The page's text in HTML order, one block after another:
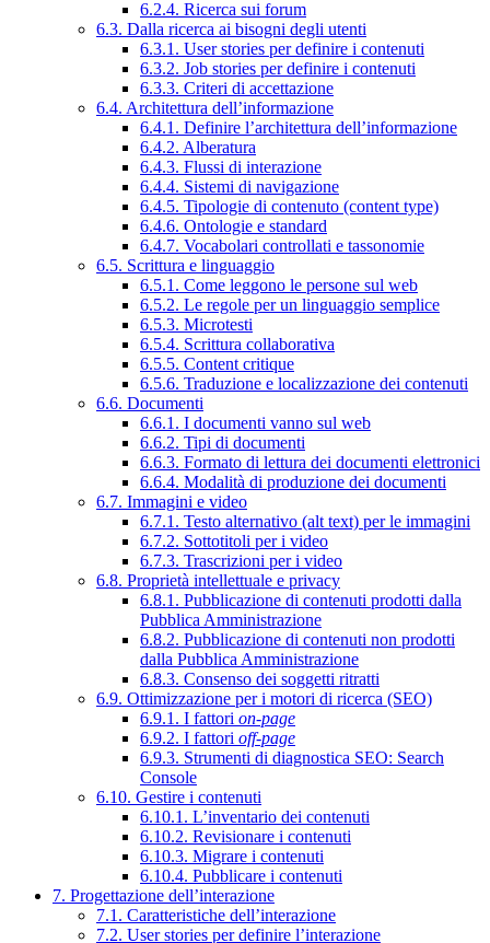
6.2.4. Ricerca sui forum
6.3. Dalla ricerca ai bisogni degli utenti
6.3.1. User stories per definire i contenuti
6.3.2. Job stories per definire i contenuti
6.3.3. Criteri di accettazione
6.4. Architettura dell’informazione
6.4.1. Definire l’architettura dell’informazione
6.4.2. Alberatura
6.4.3. Flussi di interazione
6.4.4. Sistemi di navigazione
6.4.5. Tipologie di contenuto (content type)
6.4.6. Ontologie e standard
6.4.7. Vocabolari controllati e tassonomie
6.5. Scrittura e linguaggio
6.5.1. Come leggono le persone sul web
6.5.2. Le regole per un linguaggio semplice
6.5.3. Microtesti
6.5.4. Scrittura collaborativa
6.5.5. Content critique
6.5.6. Traduzione e localizzazione dei contenuti
6.6. Documenti
6.6.1. I documenti vanno sul web
6.6.2. Tipi di documenti
6.6.3. Formato di lettura dei documenti elettronici
6.6.4. Modalità di produzione dei documenti
6.7. Immagini e video
6.7.1. Testo alternativo (alt text) per le immagini
6.7.2. Sottotitoli per i video
6.7.3. Trascrizioni per i video
6.8. Proprietà intellettuale e privacy
6.8.1. Pubblicazione di contenuti prodotti dalla
Pubblica Amministrazione
6.8.2. Pubblicazione di contenuti non prodotti
dalla Pubblica Amministrazione
6.8.3. Consenso dei soggetti ritratti
6.9. Ottimizzazione per i motori di ricerca (SEO)
6.9.1. I fattori on-page
6.9.2. I fattori off-page
6.9.3. Strumenti di diagnostica SEO: Search
Console
6.10. Gestire i contenuti
6.10.1. L’inventario dei contenuti
6.10.2. Revisionare i contenuti
6.10.3. Migrare i contenuti
6.10.4. Pubblicare i contenuti
7. Progettazione dell’interazione
7.1. Caratteristiche dell’interazione
7.2. User stories per definire l’interazione